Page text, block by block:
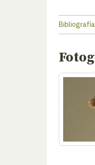
Bibliografía